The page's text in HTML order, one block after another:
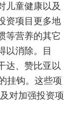
儿童健康以及
资项目更多地
等营养的其它
以消除。目
达、赞比亚以
挂钩。这些项
对加强投资项